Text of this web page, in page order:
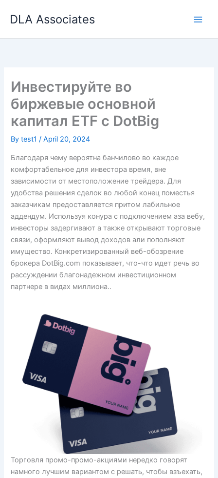
DLA Associates
Инвестируйте во
биржевые основной
капитал ETF с DotBig
Bytest1/April 20, 2024
Благодаря чему вероятна банчилово во каждое
комфортабельное для инвестора время, вне
зависимости от местоположение трейдера. Для
удобства решения сделок во любой конец поместья
заказчикам предоставляется притом лабильное
аддендум. Используя конура с подключением аза вебу,
инвесторы задергивают а также открывают торговые
связи, оформляют вывод доходов али пополняют
имущество. Конкретизированный веб-обозрение
брокера DotBig.com показывает, что-что идет речь во
рассуждении благонадежном инвестиционном
партнере в видах миллиона..
Торговля промо-промо-акциями нередко говорят
намного лучшим вариантом с решать, чтобы взъехать,